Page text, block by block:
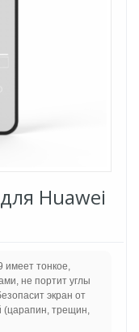
Huawei
имеет тонкое,
не портит углы
экран от
(царапин, трещин,